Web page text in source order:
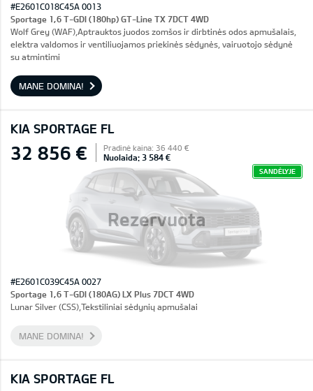
#E2601C018C45A 0013
Sportage 1,6 T-GDI (180hp) GT-Line TX 7DCT 4WD
Wolf Grey (WAF),Aptrauktos juodos zomšos ir dirbtinės odos apmušalais,
elektra valdomos ir ventiliuojamos priekinės sėdynės, vairuotojo sėdynė
su atmintimi
MANE DOMINA!
KIA SPORTAGE FL
Rezervuota
32 856 € Pradinė kaina: 36 440 €
Nuolaida: 3 584 €
SANDĖLYJE
#E2601C039C45A 0027
Sportage 1,6 T-GDI (180AG) LX Plus 7DCT 4WD
Lunar Silver (CSS),Tekstiliniai sėdynių apmušalai
MANE DOMINA!
KIA SPORTAGE FL